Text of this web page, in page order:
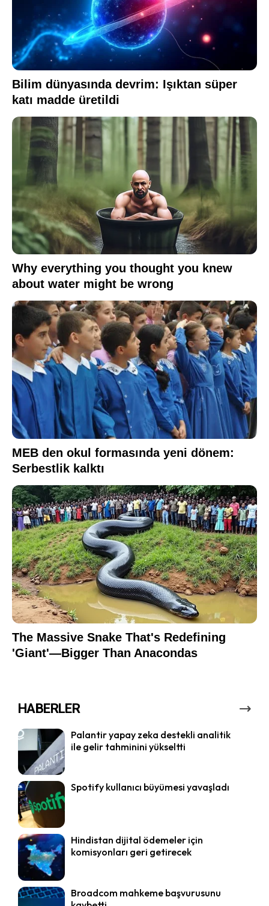
HABERLER
Palantir yapay zeka destekli analitik
ile gelir tahminini yükseltti
Spotify kullanıcı büyümesi yavaşladı
Hindistan dijital ödemeler için
komisyonları geri getirecek
Broadcom mahkeme başvurusunu